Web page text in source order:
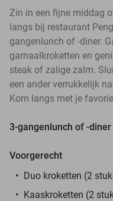
Zin in een fijne middag
langs bij restaurant
gangenlunch of -diner.
garnaalkroketten en
steak of zalige zalm.
een ander verrukkelijk
Kom langs met je
3-gangenlunch of -diner
Voorgerecht
Duo kroketten (2
Kaaskroketten (2